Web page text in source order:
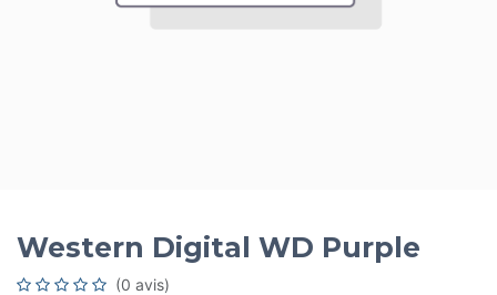
Western Digital WD Purple
(0 avis)